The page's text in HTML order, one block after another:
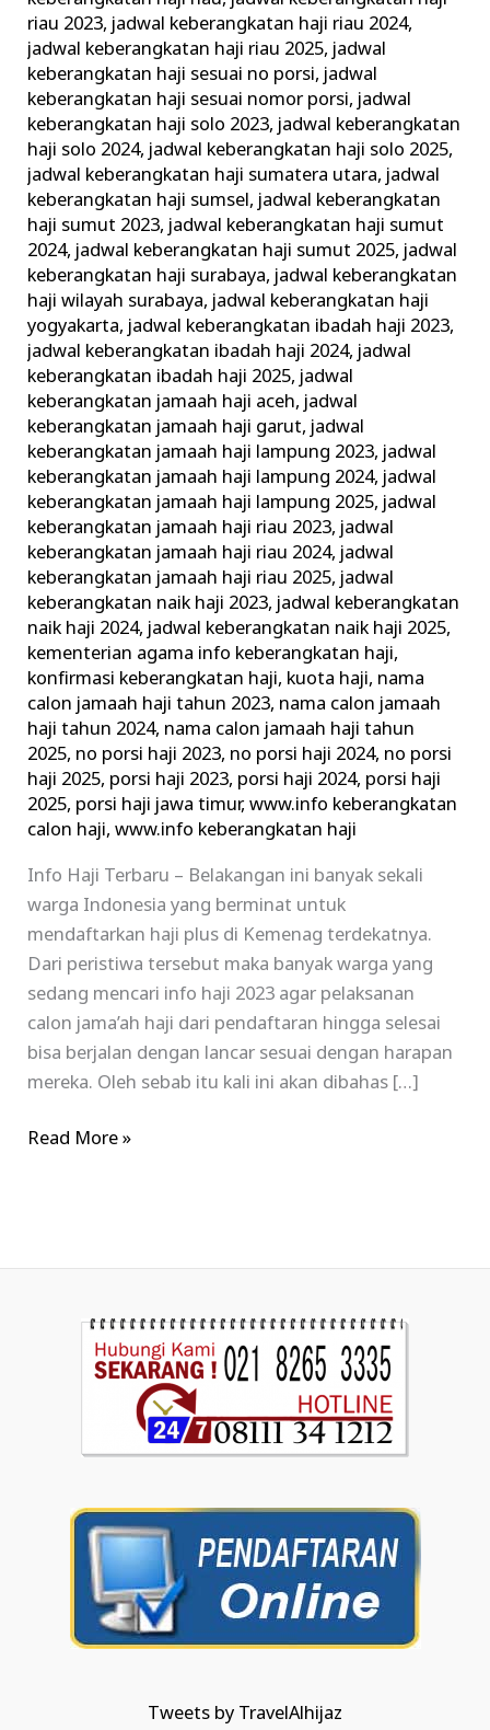
riau 2023, jadwal keberangkatan haji riau 2024,
jadwal keberangkatan haji riau 2025, jadwal
keberangkatan haji sesuai no porsi, jadwal
keberangkatan haji sesuai nomor porsi, jadwal
keberangkatan haji solo 2023, jadwal keberangkatan
haji solo 2024, jadwal keberangkatan haji solo 2025,
jadwal keberangkatan haji sumatera utara, jadwal
keberangkatan haji sumsel, jadwal keberangkatan
haji sumut 2023, jadwal keberangkatan haji sumut
2024, jadwal keberangkatan haji sumut 2025, jadwal
keberangkatan haji surabaya, jadwal keberangkatan
haji wilayah surabaya, jadwal keberangkatan haji
yogyakarta, jadwal keberangkatan ibadah haji 2023,
jadwal keberangkatan ibadah haji 2024, jadwal
keberangkatan ibadah haji 2025, jadwal
keberangkatan jamaah haji aceh, jadwal
keberangkatan jamaah haji garut, jadwal
keberangkatan jamaah haji lampung 2023, jadwal
keberangkatan jamaah haji lampung 2024, jadwal
keberangkatan jamaah haji lampung 2025, jadwal
keberangkatan jamaah haji riau 2023, jadwal
keberangkatan jamaah haji riau 2024, jadwal
keberangkatan jamaah haji riau 2025, jadwal
keberangkatan naik haji 2023, jadwal keberangkatan
naik haji 2024, jadwal keberangkatan naik haji 2025,
kementerian agama info keberangkatan haji,
konfirmasi keberangkatan haji, kuota haji, nama
calon jamaah haji tahun 2023, nama calon jamaah
haji tahun 2024, nama calon jamaah haji tahun
2025, no porsi haji 2023, no porsi haji 2024, no porsi
haji 2025, porsi haji 2023, porsi haji 2024, porsi haji
2025, porsi haji jawa timur,www.info keberangkatan
calon haji,www.info keberangkatan haji
Info Haji Terbaru – Belakangan ini banyak sekali
warga Indonesia yang berminat untuk
mendaftarkan haji plus di Kemenag terdekatnya.
Dari peristiwa tersebut maka banyak warga yang
sedang mencari info haji 2023 agar pelaksanan
calon jama’ah haji dari pendaftaran hingga selesai
bisa berjalan dengan lancar sesuai dengan harapan
mereka. Oleh sebab itu kali ini akan dibahas […]
Read More »
Tweets by TravelAlhijaz